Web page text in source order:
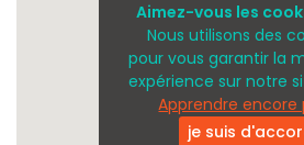
Aimez-vous les
Nous utilisons des
pour vous garantir la
expérience sur notre
Apprendre encore
je suis